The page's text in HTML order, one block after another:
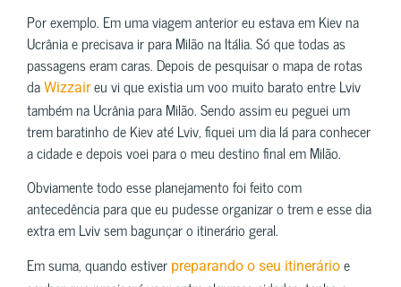
Por exemplo. Em uma viagem anterior eu estava em Kiev na
Ucrânia e precisava ir para Milão na Itália. Só que todas as
passagens eram caras. Depois de pesquisar o mapa de rotas
da Wizzaireu vi que existia um voo muito barato entre Lviv
também na Ucrânia para Milão. Sendo assim eu peguei um
trem baratinho de Kiev até Lviv, fiquei um dia lá para conhecer
a cidade e depois voei para o meu destino final em Milão.
Obviamente todo esse planejamento foi feito com
antecedência para que eu pudesse organizar o trem e esse dia
extra em Lviv sem bagunçar o itinerário geral.
Em suma, quando estiver preparando o seu itinerário e